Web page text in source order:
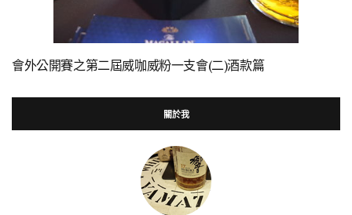
會外公開賽之第二屆威咖威粉一支會(二)酒款篇
關於我